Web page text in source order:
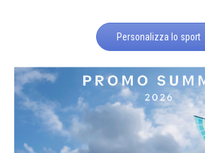
Personalizza lo sport